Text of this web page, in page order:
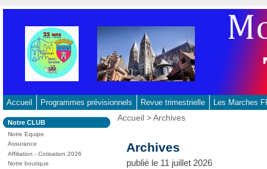
contenu
principal
-
Aller
à
la
recherche
Accueil Programmes prévisionnels Revue trimestrielle Les Marches
Dans
la
rubrique
:
Notre CLUB
Notre Equipe
Assurance
Affiliation - Cotisation 2026
Notre boutique
Vous
Accueil >Archives
Archives
publié le 11 juillet 2026